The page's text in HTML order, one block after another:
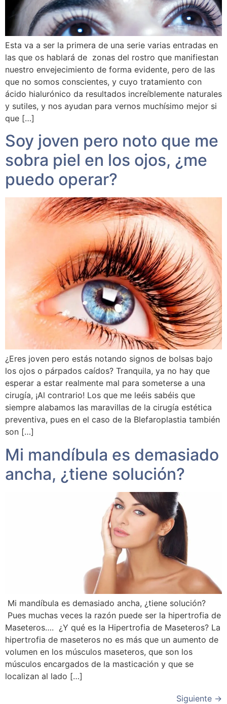
Esta va a ser la primera de una serie varias entradas en
las que os hablará de zonas del rostro que manifiestan
nuestro envejecimiento de forma evidente, pero de las
que no somos conscientes, y cuyo tratamiento con
ácido hialurónico da resultados increíblemente naturales
y sutiles, y nos ayudan para vernos muchísimo mejor si
que […]
Soy joven pero noto que me
sobra piel en los ojos, ¿me
puedo operar?
¿Eres joven pero estás notando signos de bolsas bajo
los ojos o párpados caídos? Tranquila, ya no hay que
esperar a estar realmente mal para someterse a una
cirugía, ¡Al contrario! Los que me leéis sabéis que
siempre alabamos las maravillas de la cirugía estética
preventiva, pues en el caso de la Blefaroplastia también
son […]
Mi mandíbula es demasiado
ancha, ¿tiene solución?
Mi mandíbula es demasiado ancha, ¿tiene solución?
Pues muchas veces la razón puede ser la hipertrofia de
Maseteros…. ¿Y qué es la Hipertrofia de Maseteros? La
hipertrofia de maseteros no es más que un aumento de
volumen en los músculos maseteros, que son los
músculos encargados de la masticación y que se
localizan al lado […]
Siguiente →